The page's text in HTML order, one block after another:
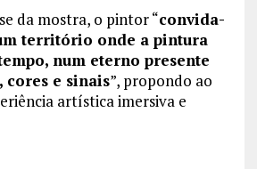
da mostra, o pintor “convida-
território onde a pintura
num eterno presente
cores e sinais”, propondo ao
artística imersiva e